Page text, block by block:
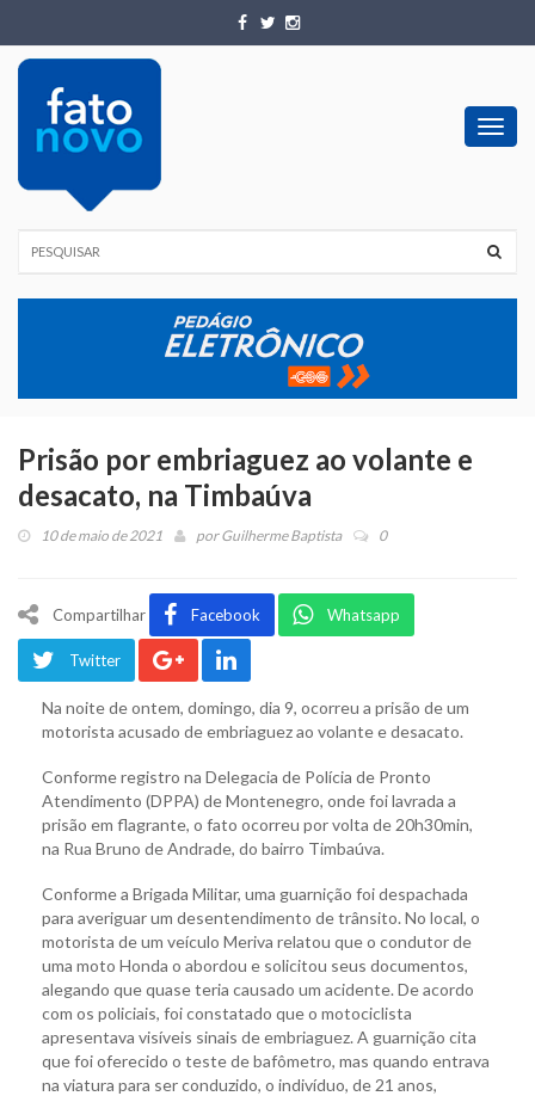
Prisão por embriaguez ao volante e
desacato, na Timbaúva
10 de maio de 2021 porGuilherme Baptista 0
Compartilhar Facebook Whatsapp
Twitter
Na noite de ontem, domingo, dia 9, ocorreu a prisão de um
motorista acusado de embriaguez ao volante e desacato.
Conforme registro na Delegacia de Polícia de Pronto
Atendimento (DPPA) de Montenegro, onde foi lavrada a
prisão em flagrante, o fato ocorreu por volta de 20h30min,
na Rua Bruno de Andrade, do bairro Timbaúva.
Conforme a Brigada Militar, uma guarnição foi despachada
para averiguar um desentendimento de trânsito. No local, o
motorista de um veículo Meriva relatou que o condutor de
uma moto Honda o abordou e solicitou seus documentos,
alegando que quase teria causado um acidente. De acordo
com os policiais, foi constatado que o motociclista
apresentava visíveis sinais de embriaguez. A guarnição cita
que foi oferecido o teste de bafômetro, mas quando entrava
na viatura para ser conduzido, o indivíduo, de 21 anos,